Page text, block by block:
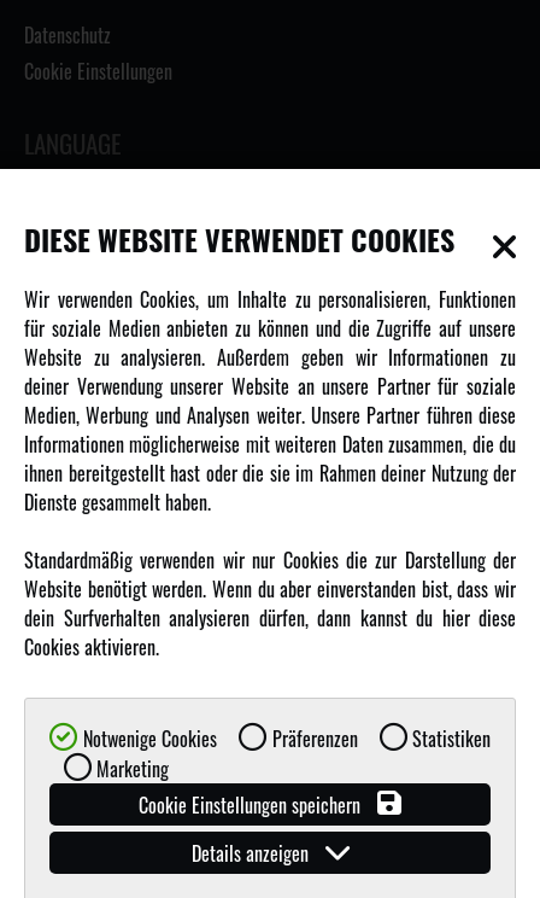
Datenschutz
Cookie Einstellungen
LANGUAGE
INFORMATIONEN
Newsletter
Über uns
Karriere
Amewi Kataloge
MEHR VON AMEWI
AMXRacing - Qualitäts RC-Zubehör
Amewi Construction - Nutzfahrzeuge
Amewi B2B-Shop
DIESE WEBSITE VERWENDET COOKIES
Wir verwenden Cookies, um Inhalte zu personalisieren, Funktionen
für soziale Medien anbieten zu können und die Zugriffe auf unsere
Website zu analysieren. Außerdem geben wir Informationen zu
deiner Verwendung unserer Website an unsere Partner für soziale
Medien, Werbung und Analysen weiter. Unsere Partner führen diese
Informationen möglicherweise mit weiteren Daten zusammen, die du
ihnen bereitgestellt hast oder die sie im Rahmen deiner Nutzung der
Dienste gesammelt haben.
Standardmäßig verwenden wir nur Cookies die zur Darstellung der
Website benötigt werden. Wenn du aber einverstanden bist, dass wir
dein Surfverhalten analysieren dürfen, dann kannst du hier diese
Cookies aktivieren.
Notwenige Cookies Präferenzen
Statistiken
Marketing
Cookie Einstellungen speichern
Details anzeigen